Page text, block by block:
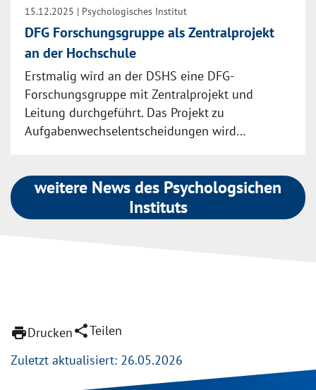
15.12.2025 | Psychologisches Institut
DFG Forschungsgruppe als Zentralprojekt
an der Hochschule
Erstmalig wird an der DSHS eine DFG-
Forschungsgruppe mit Zentralprojekt und
Leitung durchgeführt. Das Projekt zu
Aufgabenwechselentscheidungen wird…
weitere News des Psychologsichen
Instituts
printDruckenshareTeilen
Zuletzt aktualisiert: 26.05.2026